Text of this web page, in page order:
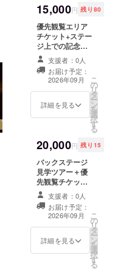
15,000円 残り80
優先観覧エリア
チケット+ステー
ジ上での記念撮
影+ダイジェスト
映像 最前線の優
先観覧席をご用
意します ・実施
概要：9月19日
（土曜日） 第一
部 18時20分～
19時 第二部 20
時20分～21時 の
いずれか ※有効
期限：当日限り
有効 ・記念撮
影 19時から30
分間 ・ダイジェ
スト映像 開催
後、祭りのダイ
ジェスト映像を
メールにてお送
支援者：0人
お届け予定：
2026年09月
詳細を見る
こ
の
リ
タ
ー
ン
を
選
択
す
る
20,000円 残り15
バックステージ
見学ツアー＋優
先観覧チケット
最前線の優先観
覧席をご用意し
ます ・実施概
要：9月19日
（土曜日） 第一
部 18時20分～
19時 第二部 20
時20分～21時 の
支援者：0人
お届け予定：
2026年09月
詳細を見る
こ
の
リ
タ
ー
ン
を
選
択
す
る